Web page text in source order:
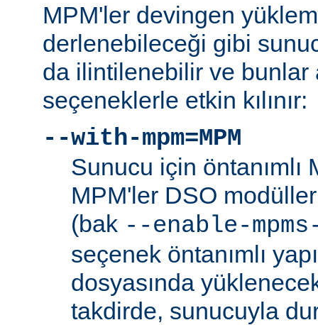
MPM'ler devingen
derlenebileceği gibi
da ilintilenebilir ve bunlar
seçeneklerle etkin kılınır:
--with-mpm=MPM
Sunucu için öntanımlı
MPM'ler DSO
(bak --enable-
seçenek öntanımlı
dosyasında
takdirde, sunucuyla